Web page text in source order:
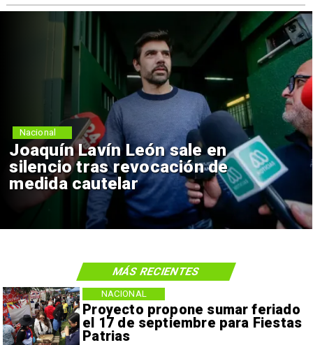
Joaquín Lavín León sale en
silencio tras revocación de
medida cautelar
Nacional
Proyecto propone sumar feriado
el 17 de septiembre para Fiestas
Patrias
NACIONAL
MÁS RECIENTES